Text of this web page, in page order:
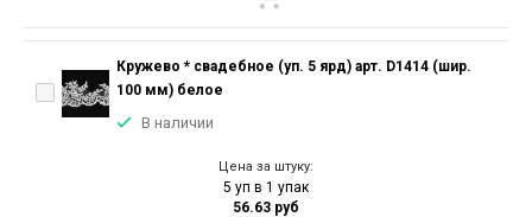
Кружево * свадебное (уп. 5 ярд) арт. D1414 (шир.
100 мм) белое
В наличии
Цена за штуку:
5 уп в 1 упак
56.63 руб